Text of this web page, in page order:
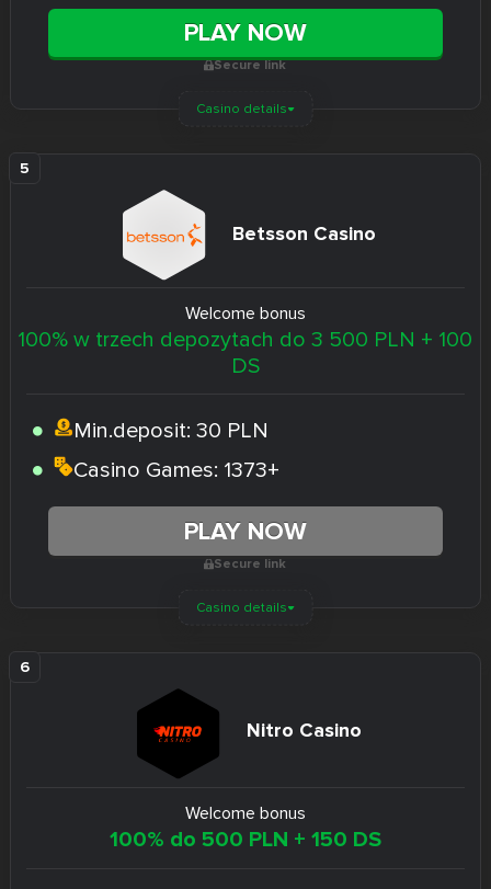
PLAY NOW
Secure link
Casino details
Betsson Casino
Welcome bonus
100% w trzech depozytach do 3 500 PLN + 100
DS
Min.deposit: 30 PLN
Casino Games: 1373+
PLAY NOW
Secure link
Casino details
Nitro Casino
Welcome bonus
100% do 500 PLN + 150 DS